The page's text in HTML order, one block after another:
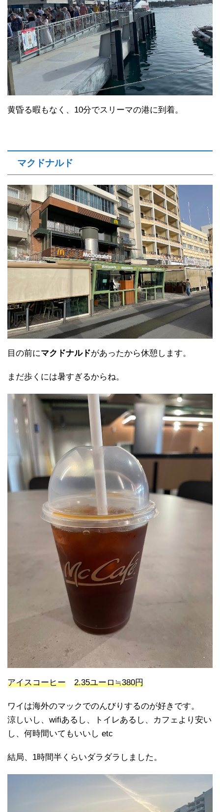
黄昏る暇もなく、10分でスリーマの港に到着。
マクドナルド
目の前にマクドナルドがあったから休憩します。
まだ歩くには暑すぎるからね。
アイスコーヒー 2.35ユーロ≒380円
ワイは海外のマックでのんびりするのが好きです。
涼しいし、wifiあるし、トイレあるし、カフェより安い
し、何時間いてもいいし etc
結局、1時間半くらいダラダラしました。